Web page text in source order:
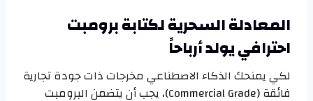
المعادلة السحرية لكتابة برومبت
احترافي يولد أرباحاً
لكي يمنحك الذكاء الاصطناعي مخرجات ذات جودة تجارية
فائقة (Commercial Grade)، يجب أن يتضمن البرومبت